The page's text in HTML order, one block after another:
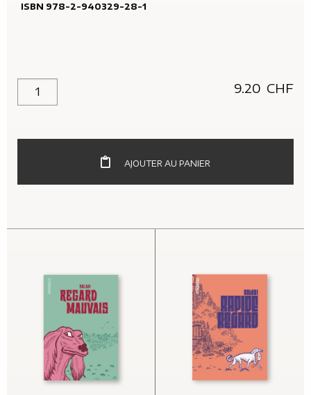
ISBN 978-2-940329-28-1
quantité de Mort Disco 9.20 CHF
AJOUTER AU PANIER